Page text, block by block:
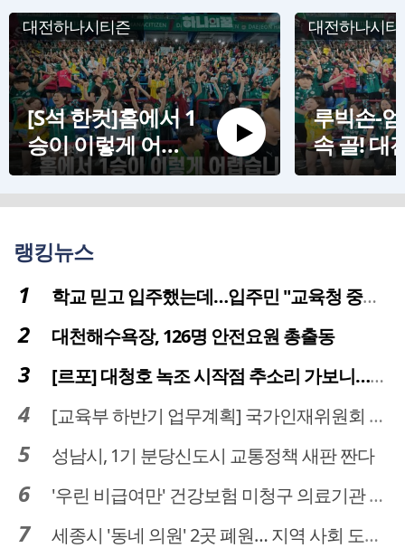
대전하나시티즌
[S석 한컷]홈에서 1
승이 이렇게 어렵
습니다
대전하나시티
루빅손-
속 골! 대
신고하는
상)
랭킹뉴스
학교 믿고 입주했는데…입주민 "교육청 중재 나서라"
대천해수욕장, 126명 안전요원 총출동
[르포] 대청호 녹조 시작점 추소리 가보니…걷어내도 짙은 초록빛
[교육부 하반기 업무계획] 국가인재위원회 신설… 거점국립대 3곳 성장엔진·AI 분야 패키지 지원
성남시, 1기 분당신도시 교통정책 새판 짠다
'우린 비급여만' 건강보험 미청구 의료기관 대전 65곳 충남 31곳
세종시 '동네 의원' 2곳 폐원… 지역 사회 도마 위